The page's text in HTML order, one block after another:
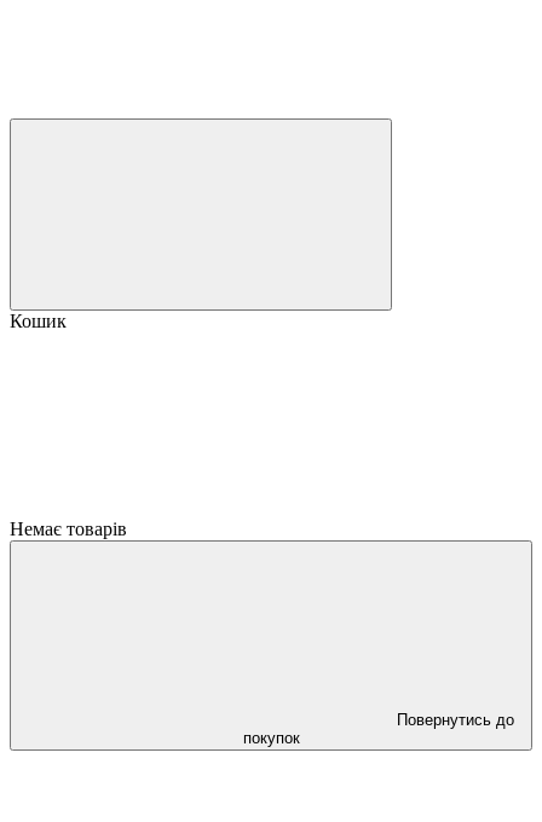
Кошик
Немає товарів
Повернутись до
покупок